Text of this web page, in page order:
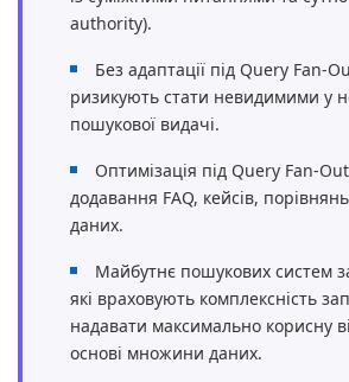
authority).
Без адаптації під Query Fan-
ризикують стати невидимими у
пошукової видачі.
Оптимізація під Query Fan-
додавання FAQ, кейсів,
даних.
Майбутнє пошукових систем
які враховують комплексність
надавати максимально корисну
основі множини даних.